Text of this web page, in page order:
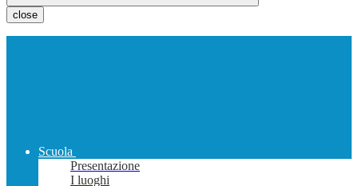
close
Scuola
Presentazione
I luoghi